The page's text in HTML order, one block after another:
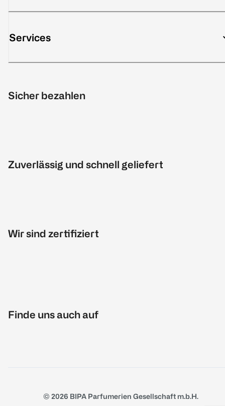
Services
Sicher bezahlen
Zuverlässig und schnell geliefert
Wir sind zertifiziert
Finde uns auch auf
© 2026 BIPA Parfumerien Gesellschaft m.b.H.